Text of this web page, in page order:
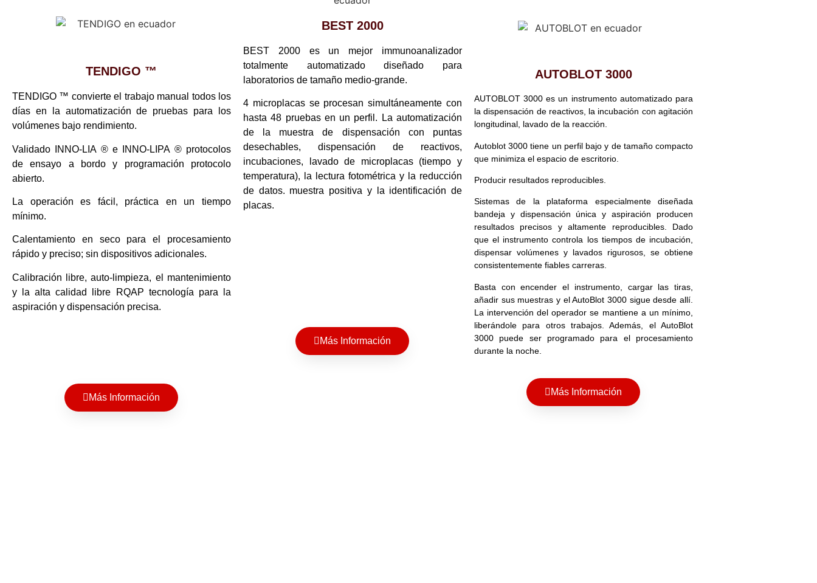
TENDIGO ™
TENDIGO ™ convierte el trabajo manual todos los
días en la automatización de pruebas para los
volúmenes bajo rendimiento.
Validado INNO-LIA ® e INNO-LIPA ® protocolos
de ensayo a bordo y programación protocolo
abierto.
La operación es fácil, práctica en un tiempo
mínimo.
Calentamiento en seco para el procesamiento
rápido y preciso; sin dispositivos adicionales.
Calibración libre, auto-limpieza, el mantenimiento
y la alta calidad libre RQAP tecnología para la
aspiración y dispensación precisa.
Más Información
BEST 2000
BEST 2000 es un mejor immunoanalizador
totalmente automatizado diseñado para
laboratorios de tamaño medio-grande.
4 microplacas se procesan simultáneamente con
hasta 48 pruebas en un perfil. La automatización
de la muestra de dispensación con puntas
desechables, dispensación de reactivos,
incubaciones, lavado de microplacas (tiempo y
temperatura), la lectura fotométrica y la reducción
de datos. muestra positiva y la identificación de
placas.
Más Información
AUTOBLOT 3000
AUTOBLOT 3000 es un instrumento automatizado para
la dispensación de reactivos, la incubación con agitación
longitudinal, lavado de la reacción.
Autoblot 3000 tiene un perfil bajo y de tamaño compacto
que minimiza el espacio de escritorio.
Producir resultados reproducibles.
Sistemas de la plataforma especialmente diseñada
bandeja y dispensación única y aspiración producen
resultados precisos y altamente reproducibles. Dado
que el instrumento controla los tiempos de incubación,
dispensar volúmenes y lavados rigurosos, se obtiene
consistentemente fiables carreras.
Basta con encender el instrumento, cargar las tiras,
añadir sus muestras y el AutoBlot 3000 sigue desde allí.
La intervención del operador se mantiene a un mínimo,
liberándole para otros trabajos. Además, el AutoBlot
3000 puede ser programado para el procesamiento
durante la noche.
Más Información